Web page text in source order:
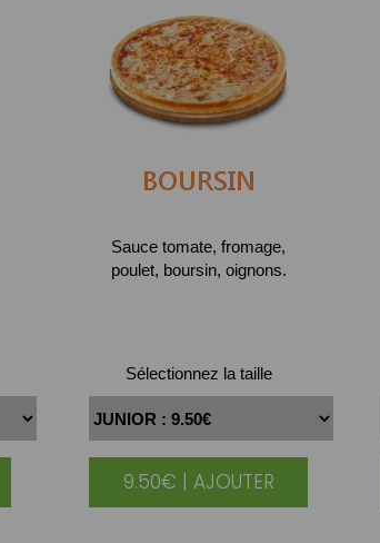
BOURSIN
Sauce tomate, fromage,
poulet, boursin, oignons.
Sélectionnez la taille
|
9.50€ | AJOUTER